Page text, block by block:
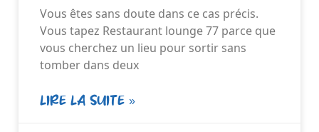
Vous êtes sans doute dans ce cas précis.
Vous tapez Restaurant lounge 77 parce que
vous cherchez un lieu pour sortir sans
tomber dans deux
LIRE LA SUITE »